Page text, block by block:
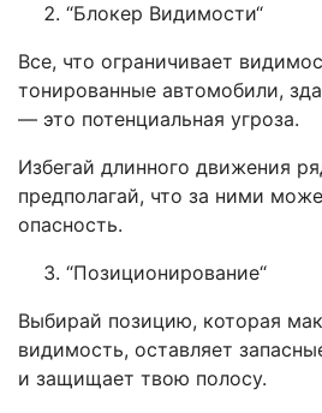
“Блокер Видимости“
Все, что ограничивает
тонированные автомобили,
— это потенциальная угроза.
Избегай длинного движения
предполагай, что за ними
опасность.
“Позиционирование“
Выбирай позицию, которая
видимость, оставляет
и защищает твою полосу.